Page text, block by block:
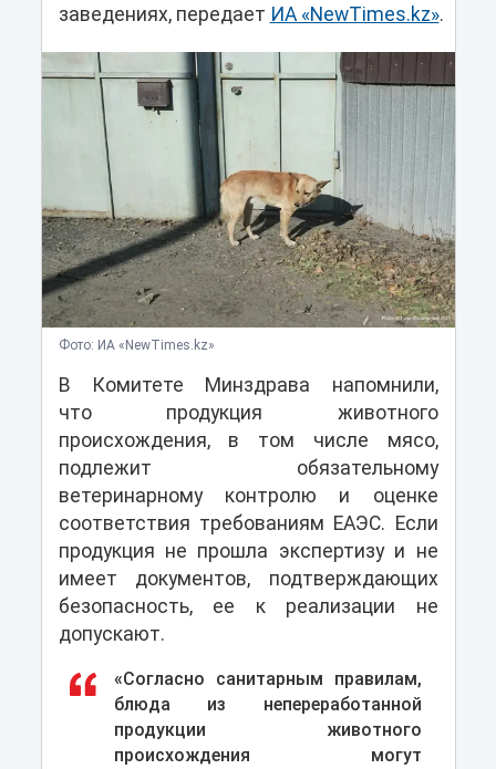
заведениях, передает ИА «NewTimes.kz».
Фото: ИА «NewTimes.kz»
В Комитете Минздрава напомнили,
что продукция животного
происхождения, в том числе мясо,
подлежит обязательному
ветеринарному контролю и оценке
соответствия требованиям ЕАЭС. Если
продукция не прошла экспертизу и не
имеет документов, подтверждающих
безопасность, ее к реализации не
допускают.
«Согласно санитарным правилам,
блюда из непереработанной
продукции животного
происхождения могут